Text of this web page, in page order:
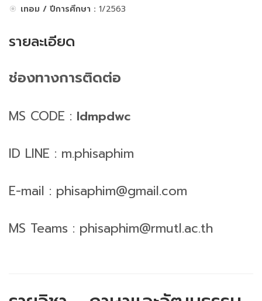
เทอม / ปีการศึกษา : 1/2563
รายละเอียด
ช่องทางการติดต่อ
MS CODE : ldmpdwc
ID LINE : m.phisaphim
E-mail : phisaphim@gmail.com
MS Teams : phisaphim@rmutl.ac.th